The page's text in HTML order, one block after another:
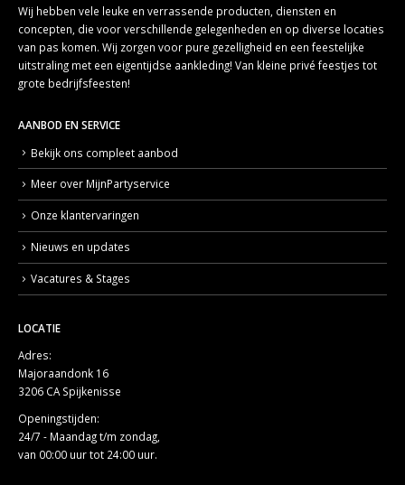
Wij hebben vele leuke en verrassende producten, diensten en
concepten, die voor verschillende gelegenheden en op diverse locaties
van pas komen. Wij zorgen voor pure gezelligheid en een feestelijke
uitstraling met een eigentijdse aankleding! Van kleine privé feestjes tot
grote bedrijfsfeesten!
AANBOD EN SERVICE
Bekijk ons compleet aanbod
Meer over MijnPartyservice
Onze klantervaringen
Nieuws en updates
Vacatures & Stages
LOCATIE
Adres:
Majoraandonk 16
3206 CA Spijkenisse
Openingstijden:
24/7 - Maandag t/m zondag,
van 00:00 uur tot 24:00 uur.